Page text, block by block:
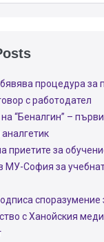
процедура за
с работодател
“Беналгин” –
приетите за
МУ-София за
споразумение
с Ханойския